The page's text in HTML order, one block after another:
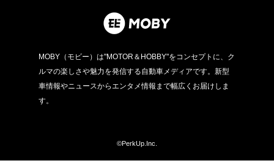
MOBY（モビー）は"MOTOR＆HOBBY"をコンセプトに、ク
ルマの楽しさや魅力を発信する自動車メディアです。新型
車情報やニュースからエンタメ情報まで幅広くお届けしま
す。
©PerkUp.Inc.